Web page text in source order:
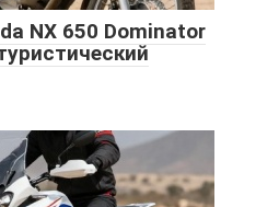
NX 650 Dominator